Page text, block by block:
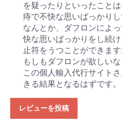
を疑ったりといったことは
痔で不快な思いばっかり
なんとか、ダフロンによ
快な思いばっかりをし続
止符をうつことができます
もしもダフロンが欲しい
この個人輸入代行サイト
きる結果となるはずです。
レビューを投稿